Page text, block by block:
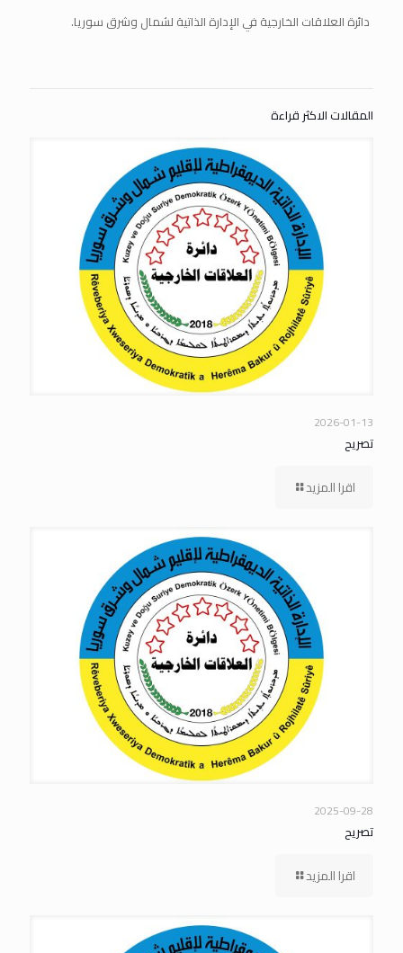
دائرة العلاقات الخارجية في الإدارة الذاتية لشمال وشرق سوريا.
المقالات الاكثر قراءة
2026-01-13
تصريح
اقرا المزيد
2025-09-28
تصريح
اقرا المزيد